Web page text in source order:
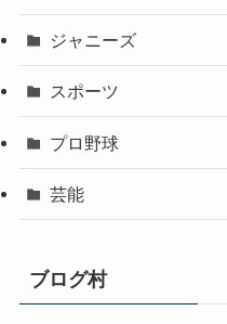
ジャニーズ
スポーツ
プロ野球
芸能
ブログ村